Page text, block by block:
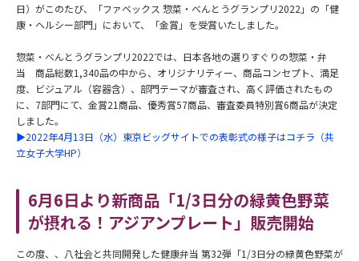
日）がこのたび、「ファベックス 惣菜・べんとうグランプリ2022」の「健
康・ヘルシー部門」において、「金賞」を受賞いたしました。
惣菜・べんとうグランプリ2022では、日本各地の選りすぐりの惣菜・弁
当 商品総数1,340品の中から、オリジナリティー、商品コンセプト、満足
度、ビジュアル（容器含）、部門テーマが審査され、高く評価されたもの
に、7部門にて、金賞21商品、優秀賞57商品、審査委員特別賞6商品が決定
しました。
▶2022年4月13日（水）東京ビッグサイトでの表彰式の様子はコチラ（共
立女子大学HP）
6月6日より新商品「1/3日分の緑黄色野菜
が摂れる！アジアンプレート」販売開始
この度、、八社会と共同開発した健康弁当 第32弾「1/3日分の緑黄色野菜が